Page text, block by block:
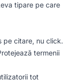
tipare pe care
pe citare, nu click.
termenii
tot